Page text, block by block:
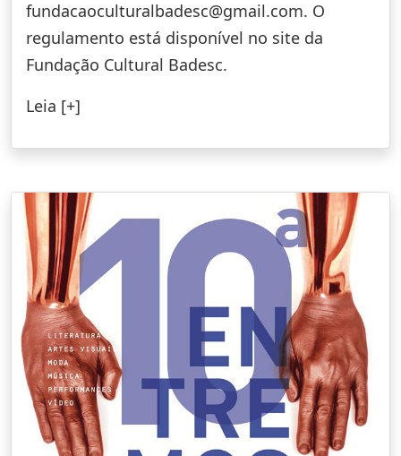
fundacaoculturalbadesc@gmail.com. O
regulamento está disponível no site da
Fundação Cultural Badesc.
Leia [+]